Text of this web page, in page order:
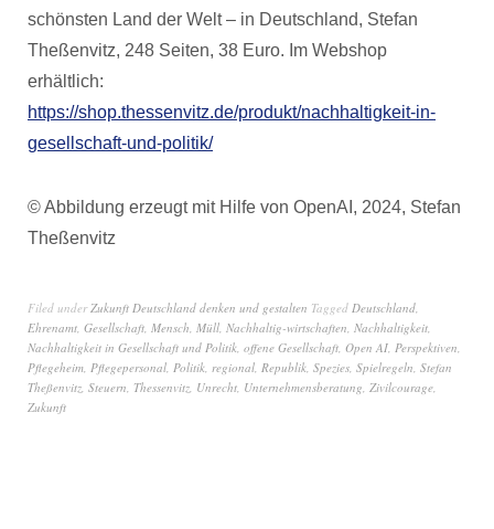
schönsten Land der Welt – in Deutschland, Stefan
Theßenvitz, 248 Seiten, 38 Euro. Im Webshop
erhältlich:
https://shop.thessenvitz.de/produkt/nachhaltigkeit-in-
gesellschaft-und-politik/
© Abbildung erzeugt mit Hilfe von OpenAI, 2024, Stefan
Theßenvitz
Filed underZukunft Deutschland denken und gestalten Tagged Deutschland,
Ehrenamt, Gesellschaft, Mensch, Müll, Nachhaltig-wirtschaften, Nachhaltigkeit,
Nachhaltigkeit in Gesellschaft und Politik, offene Gesellschaft, Open AI, Perspektiven,
Pflegeheim, Pflegepersonal, Politik, regional, Republik, Spezies, Spielregeln, Stefan
Theßenvitz, Steuern, Thessenvitz, Unrecht, Unternehmensberatung, Zivilcourage,
Zukunft